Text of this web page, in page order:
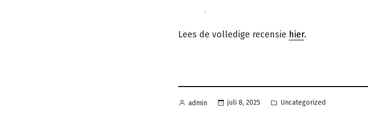
Lees de volledige recensie hier.
Geplaatst
admin juli 8, 2025
Geplaatst
Uncategorized